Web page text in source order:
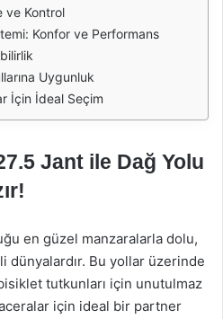
ve Kontrol
Konfor ve Performans
Uygunluk
İçin İdeal Seçim
Jant ile Dağ Yolu
en güzel manzaralarla dolu,
dünyalardır. Bu yollar üzerinde
tutkunları için unutulmaz
için ideal bir partner